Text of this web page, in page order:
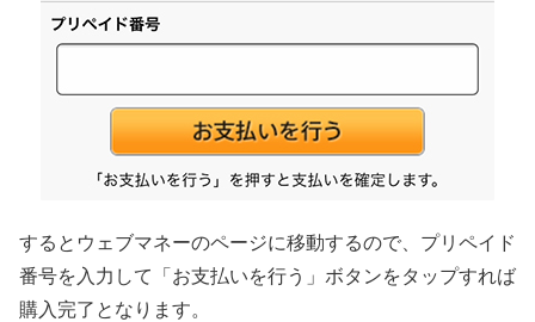
するとウェブマネーのページに移動するので、プリペイド
番号を入力して「お支払いを行う」ボタンをタップすれば
購入完了となります。